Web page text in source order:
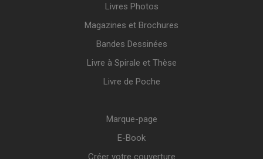
Livres Photos
Magazines et Brochures
Bandes Dessinées
Livre à Spirale et Thèse
Livre de Poche
Marque-page
E-Book
Créer votre couverture